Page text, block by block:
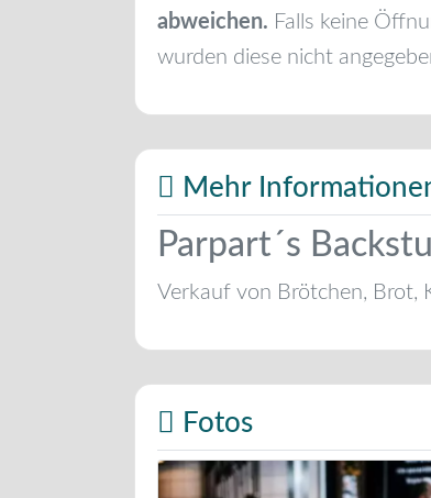
abweichen. Falls keine
wurden diese nicht
Mehr
Parpart´s
Verkauf von Brötchen, Brot,
Fotos